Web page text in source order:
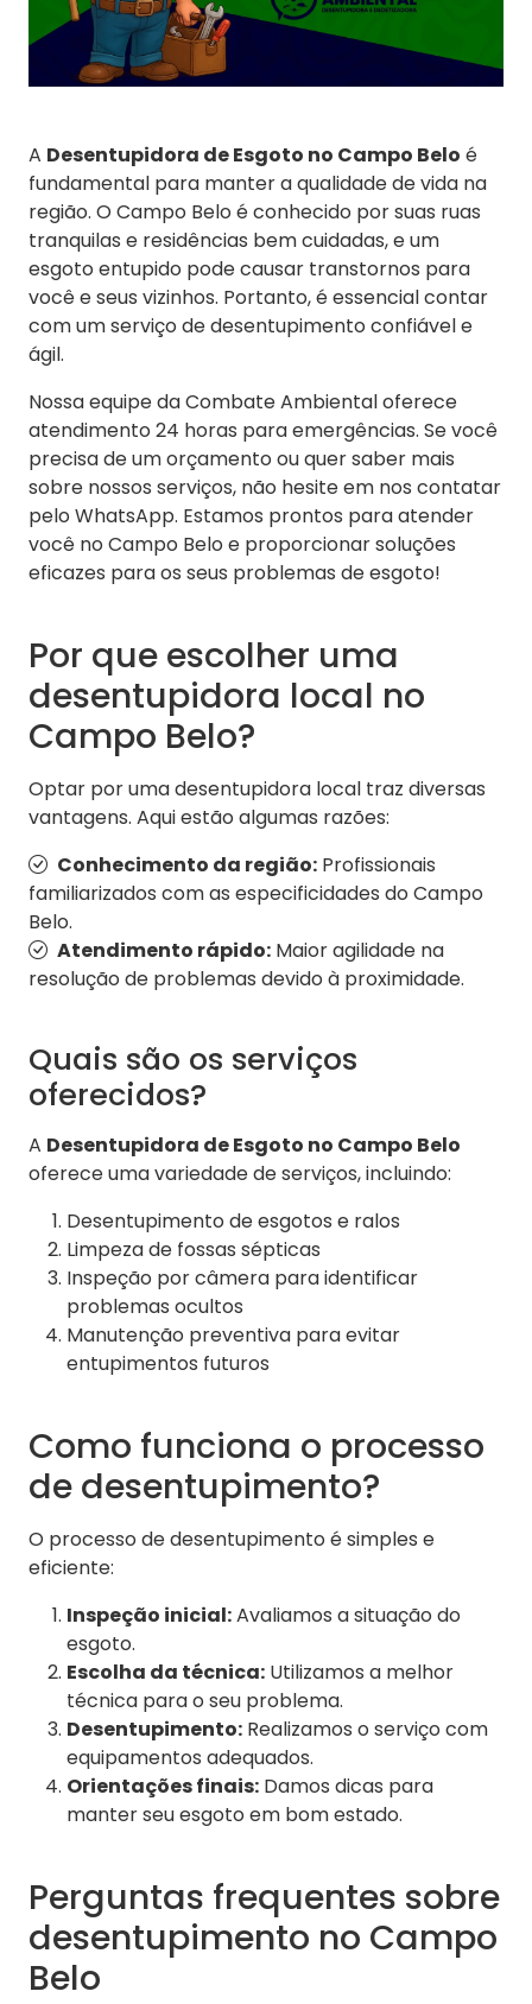
A Desentupidora de Esgoto no Campo Belo é
fundamental para manter a qualidade de vida na
região. O Campo Belo é conhecido por suas ruas
tranquilas e residências bem cuidadas, e um
esgoto entupido pode causar transtornos para
você e seus vizinhos. Portanto, é essencial contar
com um serviço de desentupimento confiável e
ágil.
Nossa equipe da Combate Ambiental oferece
atendimento 24 horas para emergências. Se você
precisa de um orçamento ou quer saber mais
sobre nossos serviços, não hesite em nos contatar
pelo WhatsApp. Estamos prontos para atender
você no Campo Belo e proporcionar soluções
eficazes para os seus problemas de esgoto!
Por que escolher uma
desentupidora local no
Campo Belo?
Optar por uma desentupidora local traz diversas
vantagens. Aqui estão algumas razões:
Conhecimento da região: Profissionais
familiarizados com as especificidades do Campo
Belo.
Atendimento rápido: Maior agilidade na
resolução de problemas devido à proximidade.
Quais são os serviços
oferecidos?
A Desentupidora de Esgoto no Campo Belo
oferece uma variedade de serviços, incluindo:
Desentupimento de esgotos e ralos
Limpeza de fossas sépticas
Inspeção por câmera para identificar
problemas ocultos
Manutenção preventiva para evitar
entupimentos futuros
Como funciona o processo
de desentupimento?
O processo de desentupimento é simples e
eficiente:
Inspeção inicial:Avaliamos a situação do
esgoto.
Escolha da técnica: Utilizamos a melhor
técnica para o seu problema.
Desentupimento: Realizamos o serviço com
equipamentos adequados.
Orientações finais: Damos dicas para
manter seu esgoto em bom estado.
Perguntas frequentes sobre
desentupimento no Campo
Belo